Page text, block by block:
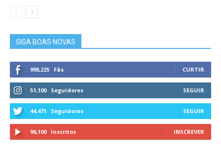
SIGA BOAS NOVAS
998,225 Fãs CURTIR
51,100 Seguidores SEGUIR
44,471 Seguidores SEGUIR
96,100 Inscritos INSCREVER